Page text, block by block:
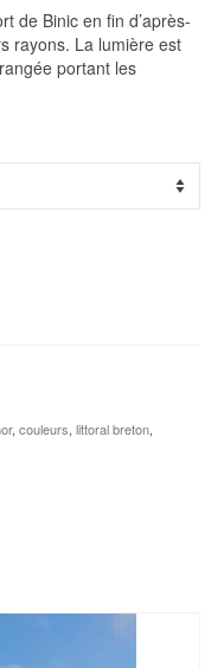
de Binic en fin d’après-
rayons. La lumière est
portant les
, couleurs, littoral breton,